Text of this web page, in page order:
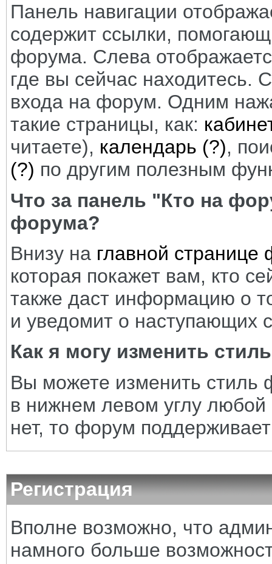
Панель навигации
содержит ссылки,
форума. Слева
где вы сейчас находитесь.
входа на форум. Одним
такие страницы, как:
читаете), календарь (?),
(?) по другим полезным
Что за панель "Кто на
форума?
Внизу на главной странице
которая покажет вам, кто
также даст информацию о
и уведомит о наступающих
Как я могу изменить
Вы можете изменить стиль
в нижнем левом углу
нет, то форум
Регистрация
Вполне возможно, что
намного больше